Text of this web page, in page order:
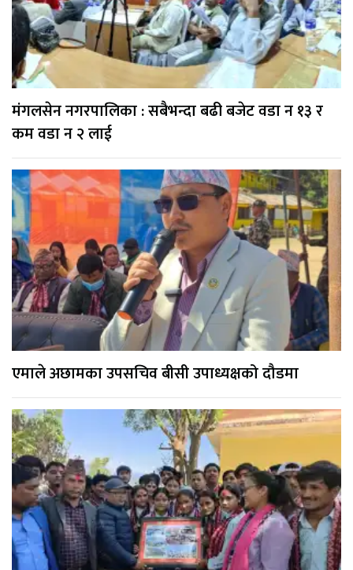
मंगलसेन नगरपालिका : सबैभन्दा बढी बजेट वडा न १३ र
कम वडा न २ लाई
एमाले अछामका उपसचिव बीसी उपाध्यक्षको दौडमा